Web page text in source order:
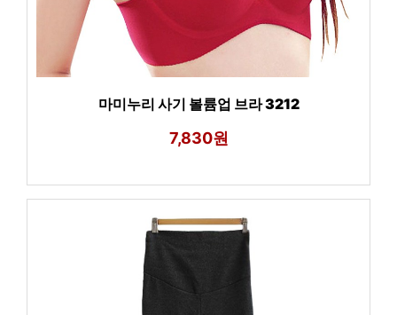
마미누리 사기 볼륨업 브라 3212
7,830원